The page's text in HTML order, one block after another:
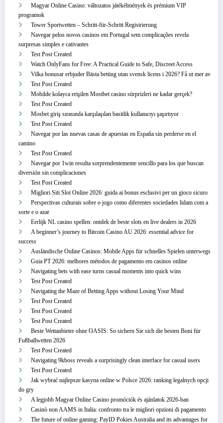
Magyar Online Casino: változatos játékélmények és prémium VIP
programok
Tower Sportwetten – Schritt‑für‑Schritt Registrierung
Navegar pelos novos casinos em Portugal sem complicações revela
surpresas simples e cativantes
Test Post Created
Watch OnlyFans for Free: A Practical Guide to Safe, Discreet Access
Vilka bonusar erbjuder Bästa betting utan svensk licens i 2026? Få ut mer av
Test Post Created
Mobilde kolayca erişilen Mostbet casino sürprizleri ne kadar gerçek?
Test Post Created
Mosbet giriş sırasında karşılaşılan basitlik kullanıcıyı şaşırtıyor
Test Post Created
Navegar por las nuevas casas de apuestas en España sin perderse en el
camino
Test Post Created
Navegar por 1win resulta sorprendentemente sencillo para los que buscan
diversión sin complicaciones
Test Post Created
Migliori Siti Slot Online 2026: guida ai bonus esclusivi per un gioco sicuro
Perspectivas culturais sobre o jogo como diferentes sociedades lidam com a
sorte e o azar
Eerlijk NL casino spellen: ontdek de beste slots en live dealers in 2026
A beginner’s journey to Bitcoin Casino AU 2026: essential advice for
success
Ausländische Online Casinos: Mobile Apps für schnelles Spielen unterwegs
Guia PT 2026: melhores métodos de pagamento em casinos online
Navigating bets with ease turns casual moments into quick wins
Test Post Created
Navigating the Maze of Betting Apps without Losing Your Mind
Test Post Created
Test Post Created
Test Post Created
Beste Wettanbieter ohne OASIS: So sichern Sie sich die besten Boni für
Fußballwetten 2026
Test Post Created
Navigating 9kboss reveals a surprisingly clean interface for casual users
Test Post Created
Jak wybrać najlepsze kasyna online w Polsce 2026: ranking legalnych opcji
do gry
A legjobb Magyar Online Casino promóciók és ajánlatok 2026-ban
Casinò non AAMS in Italia: confronto tra le migliori opzioni di pagamento
The future of online gaming: PayID Pokies Australia and its advantages for